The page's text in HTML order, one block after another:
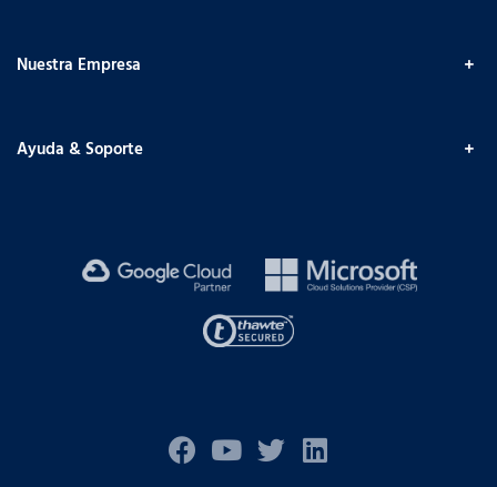
Nuestra Empresa
Ayuda & Soporte